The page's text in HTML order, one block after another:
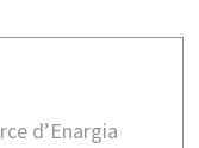
d’Enargia